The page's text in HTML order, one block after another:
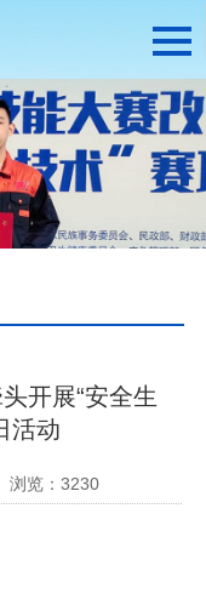
开展“安全生
活动
浏览： 3230